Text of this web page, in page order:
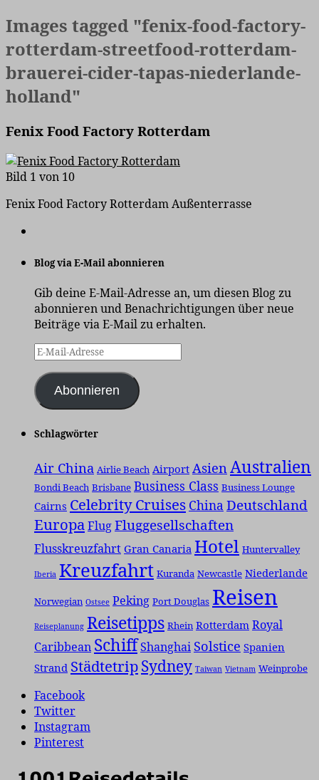
Images tagged "fenix-food-factory-
rotterdam-streetfood-rotterdam-
brauerei-cider-tapas-niederlande-
holland"
Fenix Food Factory Rotterdam
Bild 1 von 10
Fenix Food Factory Rotterdam Außenterrasse
Blog via E-Mail abonnieren
Gib deine E-Mail-Adresse an, um diesen Blog zu
abonnieren und Benachrichtigungen über neue
Beiträge via E-Mail zu erhalten.
E-
Adresse
Abonnieren
Schlagwörter
Air China Airlie Beach Airport AsienAustralien
Bondi Beach Brisbane Business Class Business Lounge
Cairns Celebrity Cruises China Deutschland
EuropaFlugFluggesellschaften
Flusskreuzfahrt Gran Canaria Hotel Huntervalley
Iberia Kreuzfahrt Kuranda Newcastle Niederlande
Norwegian Ostsee Peking Port Douglas Reisen
Reiseplanung Reisetipps Rhein Rotterdam Royal
Caribbean SchiffShanghai Solstice Spanien
Strand StädtetripSydney Taiwan Vietnam Weinprobe
Facebook
Twitter
Instagram
Pinterest